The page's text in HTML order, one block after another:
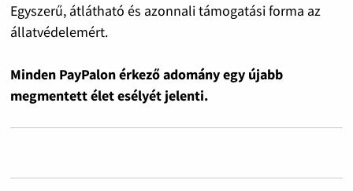
Egyszerű, átlátható és azonnali támogatási forma az
állatvédelemért.
Minden PayPalon érkező adomány egy újabb
megmentett élet esélyét jelenti.